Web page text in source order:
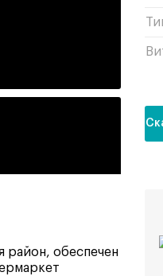
район, обеспечен